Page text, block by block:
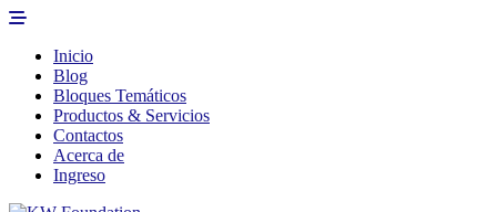
Inicio
Blog
Bloques Temáticos
Productos & Servicios
Contactos
Acerca de
Ingreso